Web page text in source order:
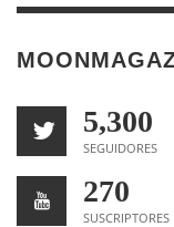
5,300
SEGUIDORES
270
SUSCRIPTORES